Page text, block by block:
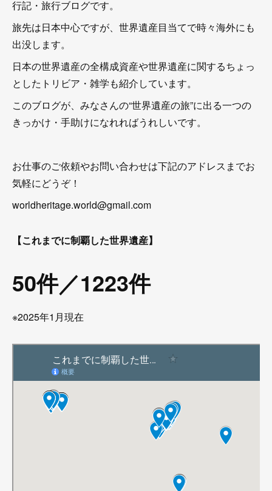
行記・旅行ブログです。
旅先は日本中心ですが、世界遺産目当てで時々海外にも
出没します。
日本の世界遺産の全構成資産や世界遺産に関するちょっ
としたトリビア・雑学も紹介しています。
このブログが、みなさんの“世界遺産の旅”に出る一つの
きっかけ・手助けになれればうれしいです。
お仕事のご依頼やお問い合わせは下記のアドレスまでお
気軽にどうぞ！
worldheritage.world@gmail.com
【これまでに制覇した世界遺産】
50件／1223件
※2025年1月現在